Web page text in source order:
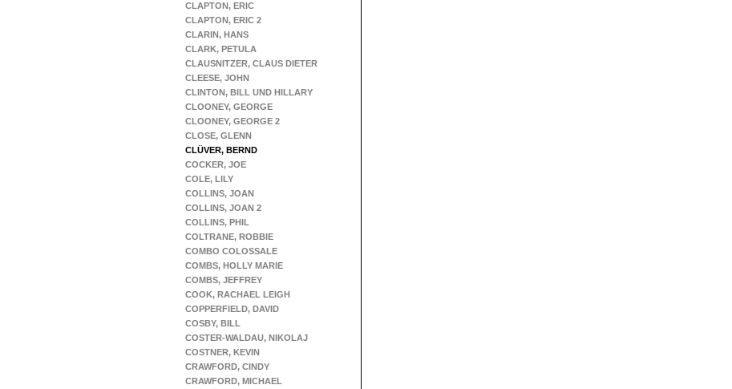
CLAPTON, ERIC
CLAPTON, ERIC 2
CLARIN, HANS
CLARK, PETULA
CLAUSNITZER, CLAUS DIETER
CLEESE, JOHN
CLINTON, BILL UND HILLARY
CLOONEY, GEORGE
CLOONEY, GEORGE 2
CLOSE, GLENN
CLÜVER, BERND
COCKER, JOE
COLE, LILY
COLLINS, JOAN
COLLINS, JOAN 2
COLLINS, PHIL
COLTRANE, ROBBIE
COMBO COLOSSALE
COMBS, HOLLY MARIE
COMBS, JEFFREY
COOK, RACHAEL LEIGH
COPPERFIELD, DAVID
COSBY, BILL
COSTER-WALDAU, NIKOLAJ
COSTNER, KEVIN
CRAWFORD, CINDY
CRAWFORD, MICHAEL